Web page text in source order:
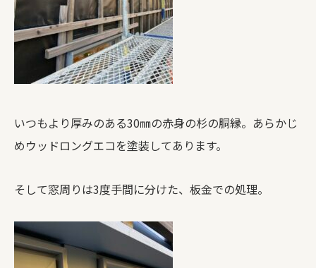
いつもより厚みのある30㎜の赤身の杉の胴縁。あらかじ
めウッドロングエコを塗装してあります。
そして窓周りは3度手間に分けた、板金での処理。